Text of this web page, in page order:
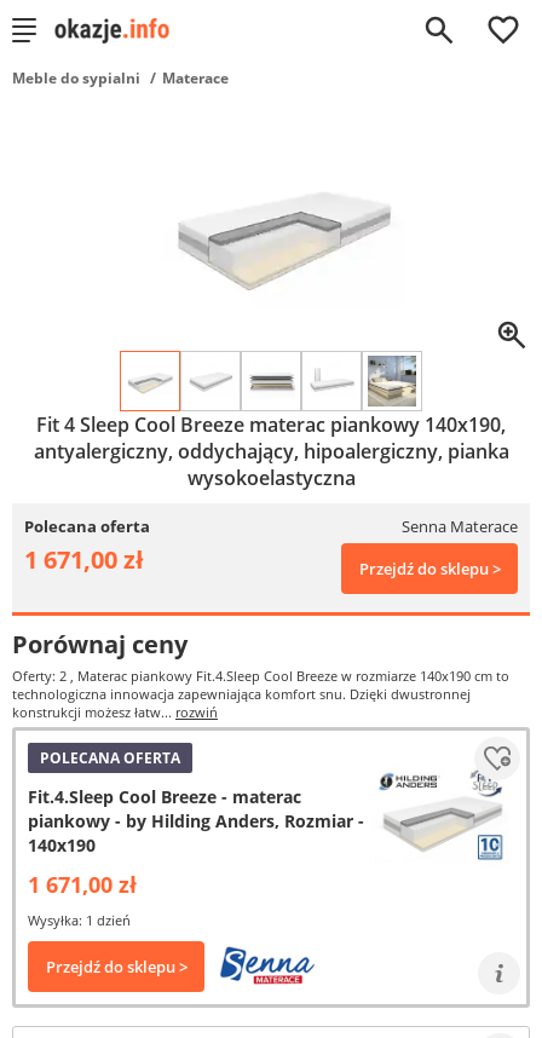
0
Meble do sypialni Materace
Fit 4 Sleep Cool Breeze materac piankowy 140x190,
antyalergiczny, oddychający, hipoalergiczny, pianka
wysokoelastyczna
Polecana oferta Senna Materace
1 671,00 zł Przejdź do sklepu >
Porównaj ceny
Oferty: 2 , Materac piankowy Fit.4.Sleep Cool Breeze w rozmiarze 140x190 cm to
technologiczna innowacja zapewniająca komfort snu. Dzięki dwustronnej
konstrukcji możesz łatw... rozwiń
POLECANA OFERTA
Fit.4.Sleep Cool Breeze - materac
piankowy - by Hilding Anders, Rozmiar -
140x190
1 671,00 zł
Wysyłka: 1 dzień
Przejdź do sklepu >